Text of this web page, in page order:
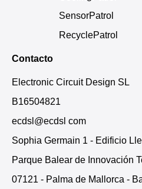
SensorPatrol
RecyclePatrol
Contacto
Electronic Circuit Design SL
B16504821
ecdsl@ecdsl com
Sophia Germain 1 - Edificio
Parque Balear de Innovación
07121 - Palma de Mallorca -